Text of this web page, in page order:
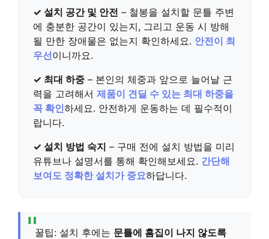
✓ 설치 공간 및 안전 – 철봉을 설치할 문틀 주변
에 충분한 공간이 있는지, 그리고 운동 시 방해
될 만한 장애물은 없는지 확인하세요. 안전이 최
우선이니까요.
✓ 최대 하중 – 본인의 체중과 앞으로 늘어날 근
력을 고려해서 제품이 견딜 수 있는 최대 하중을
꼭 확인하세요. 안전하게 운동하는 데 필수적이
랍니다.
✓ 설치 방법 숙지 – 구매 전에 설치 방법을 미리
유튜브나 설명서를 통해 확인해보세요. 간단해
보여도 정확한 설치가 중요하답니다.
꿀팁: 설치 후에는 문틀에 흠집이 나지 않도록